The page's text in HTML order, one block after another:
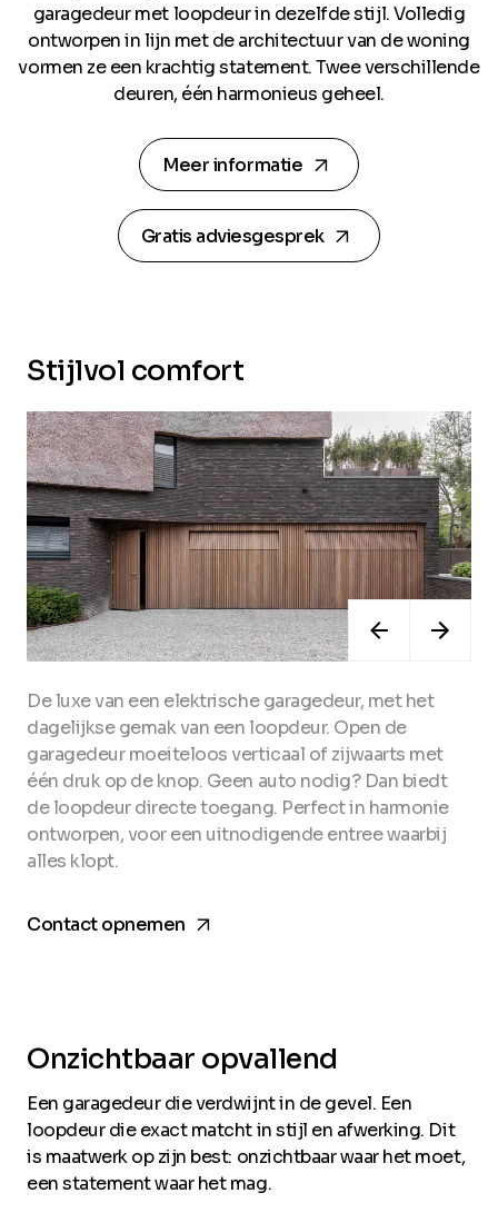
garagedeur met loopdeur in dezelfde stijl. Volledig
ontworpen in lijn met de architectuur van de woning
vormen ze een krachtig statement. Twee verschillende
deuren, één harmonieus geheel.
Meer informatiearrow_forward
Gratis adviesgesprekarrow_forward
Stijlvol comfort
De luxe van een elektrische garagedeur, met het
dagelijkse gemak van een loopdeur. Open de
garagedeur moeiteloos verticaal of zijwaarts met
één druk op de knop. Geen auto nodig? Dan biedt
de loopdeur directe toegang. Perfect in harmonie
ontworpen, voor een uitnodigende entree waarbij
alles klopt.
Contact opnemenarrow_forward
Onzichtbaar opvallend
Een garagedeur die verdwijnt in de gevel. Een
loopdeur die exact matcht in stijl en afwerking. Dit
is maatwerk op zijn best: onzichtbaar waar het moet,
een statement waar het mag.